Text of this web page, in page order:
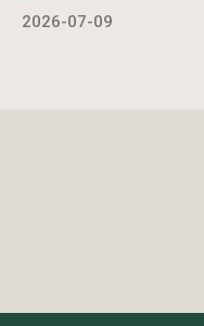
2026-07-09